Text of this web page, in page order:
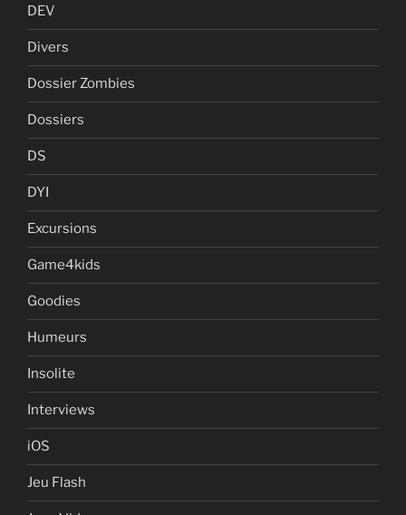
DEV
Divers
Dossier Zombies
Dossiers
DS
DYI
Excursions
Game4kids
Goodies
Humeurs
Insolite
Interviews
iOS
Jeu Flash